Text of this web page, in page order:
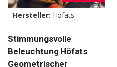
Hersteller: Höfats
Stimmungsvolle
Beleuchtung Höfats
Geometrischer